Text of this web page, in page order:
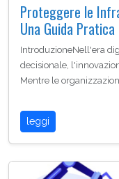
Proteggere le
Una Guida Pratica
IntroduzioneNell'era
decisionale,
Mentre le
leggi